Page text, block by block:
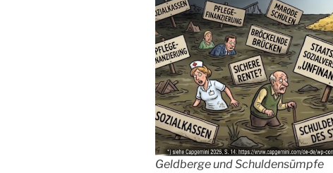
Geldberge und Schuldensümpfe